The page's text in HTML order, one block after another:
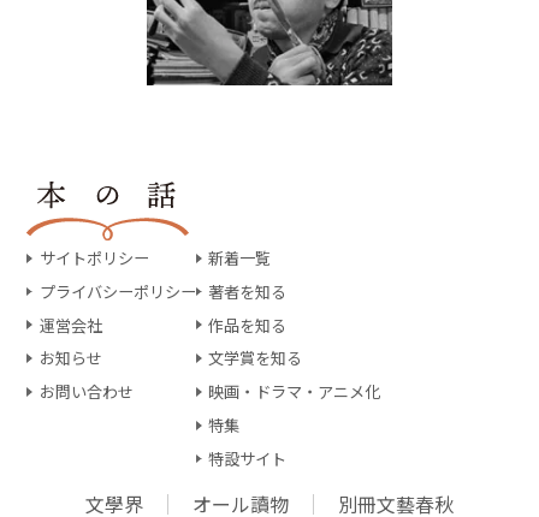
サイトポリシー
プライバシーポリシー
運営会社
お知らせ
お問い合わせ
新着一覧
著者を知る
作品を知る
文学賞を知る
映画・ドラマ・アニメ化
特集
特設サイト
文學界 オール讀物 別冊文藝春秋